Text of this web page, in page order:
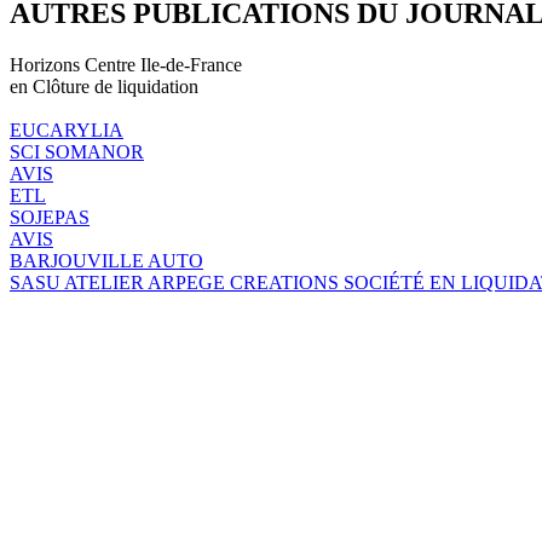
AUTRES PUBLICATIONS DU JOURNAL
Horizons Centre Ile-de-France
en Clôture de liquidation
EUCARYLIA
SCI SOMANOR
AVIS
ETL
SOJEPAS
AVIS
BARJOUVILLE AUTO
SASU ATELIER ARPEGE CREATIONS SOCIÉTÉ EN